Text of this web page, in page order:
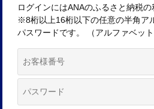
ログインにはANAのふるさと納税の
※8桁以上16桁以下の任意の半角ア
パスワードです。 （アルファベット